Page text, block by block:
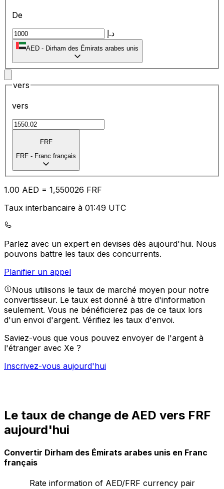
De
د.إ
AED - Dirham des Émirats arabes unis
vers
vers
FRF
FRF - Franc français
1.00 AED = 1,550026 FRF
Taux interbancaire à 01:49 UTC
Parlez avec un expert en devises dès aujourd'hui. Nous
pouvons battre les taux des concurrents.
Planifier un appel
Nous utilisons le taux de marché moyen pour notre
convertisseur. Le taux est donné à titre d'information
seulement. Vous ne bénéficierez pas de ce taux lors
d'un envoi d'argent. Vérifiez les taux d'envoi.
Saviez-vous que vous pouvez envoyer de l'argent à
l'étranger avec Xe ?
Inscrivez-vous aujourd'hui
Le taux de change de AED vers FRF
aujourd'hui
Convertir Dirham des Émirats arabes unis en Franc
français
Rate information of AED/FRF currency pair